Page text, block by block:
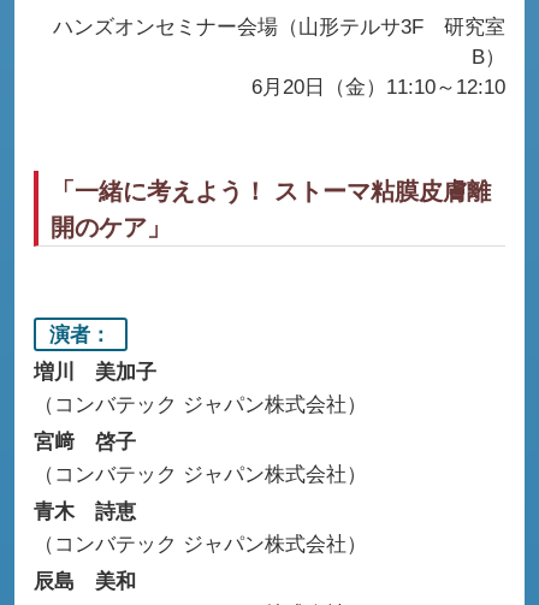
ハンズオンセミナー会場（山形テルサ3F 研究室
B）
6月20日（金）11:10～12:10
「一緒に考えよう！ ストーマ粘膜皮膚離
開のケア」
演者
増川 美加子
コンバテック ジャパン株式会社
宮﨑 啓子
コンバテック ジャパン株式会社
青木 詩恵
コンバテック ジャパン株式会社
辰島 美和